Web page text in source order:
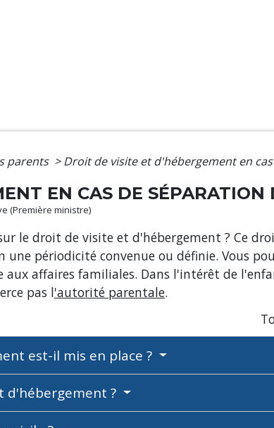
parents > Droit de visite et d'hébergement en
EN CAS DE SÉPARATION
(Première ministre)
le droit de visite et d'hébergement ? Ce
périodicité convenue ou définie. Vous
aux affaires familiales. Dans l'intérêt de
pas l'autorité parentale.
est-il mis en place ?
d'hébergement ?